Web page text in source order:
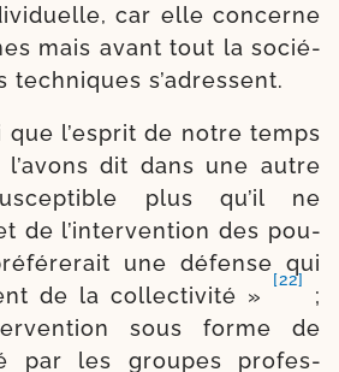
car elle concerne
mais avant tout la socié­
s’adressent.
l’es­prit de notre temps
dit dans une autre
plus qu’il ne
de l’in­ter­ven­tion des pou­
une défense qui
de la col­lec­ti­vi­té »
[22]
;
sous forme de
par les groupes pro­fes­